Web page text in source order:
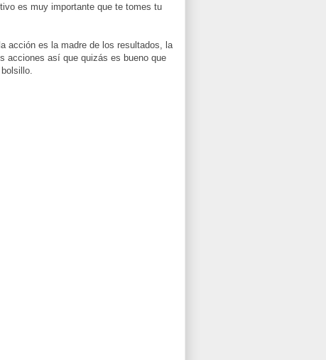
es muy importante que te tomes tu
acción es la madre de los resultados, la
acciones así que quizás es bueno que